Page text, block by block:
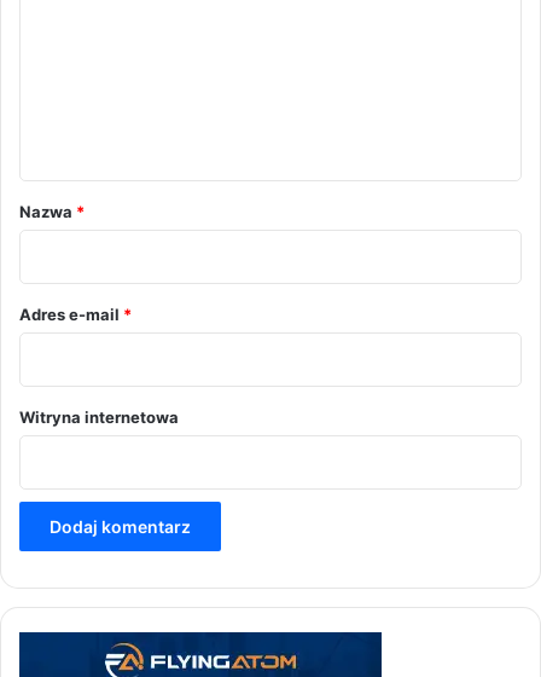
r
*
Nazwa *
Adres e-mail *
Witryna internetowa